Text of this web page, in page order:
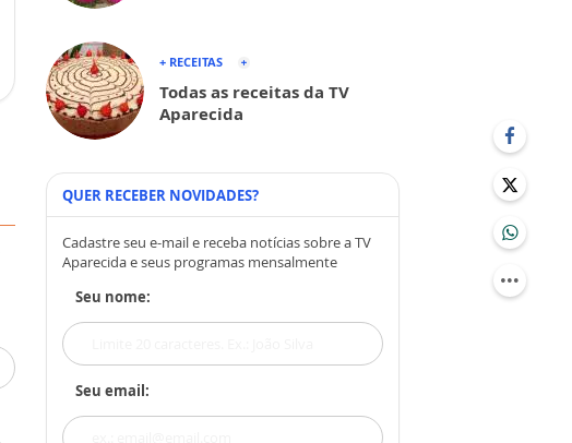
+ RECEITAS
Todas as receitas da TV
Aparecida
QUER RECEBER NOVIDADES?
Cadastre seu e-mail e receba notícias sobre a TV
Aparecida e seus programas mensalmente
Seu nome:
Seu email: